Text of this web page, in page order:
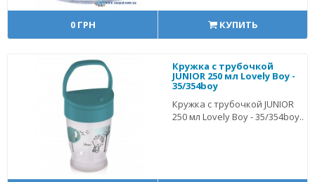
0 ГРН КУПИТЬ
Кружка с трубочкой
JUNIOR 250 мл Lovely Boy -
35/354boy
Кружка с трубочкой JUNIOR
250 мл Lovely Boy - 35/354boy..